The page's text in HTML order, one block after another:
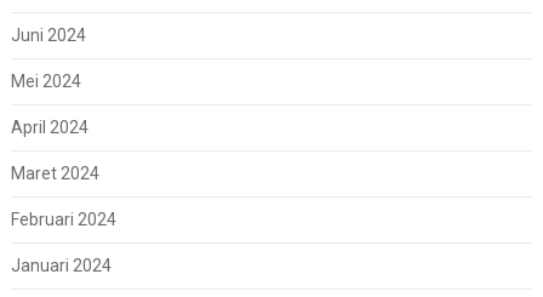
Juni 2024
Mei 2024
April 2024
Maret 2024
Februari 2024
Januari 2024